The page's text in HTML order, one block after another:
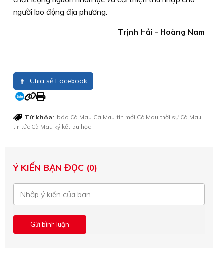
người lao động địa phương.
Trịnh Hải - Hoàng Nam
Chia sẻ Facebook
Từ khóa: báo Cà Mau Cà Mau tin mới Cà Mau thời sự Cà Mau
tin tức Cà Mau ký kết du học
Ý KIẾN BẠN ĐỌC (0)